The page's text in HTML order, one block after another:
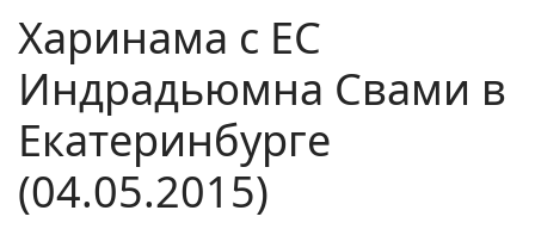
Харинама с ЕС
Индрадьюмна Свами в
Екатеринбурге
(04.05.2015)